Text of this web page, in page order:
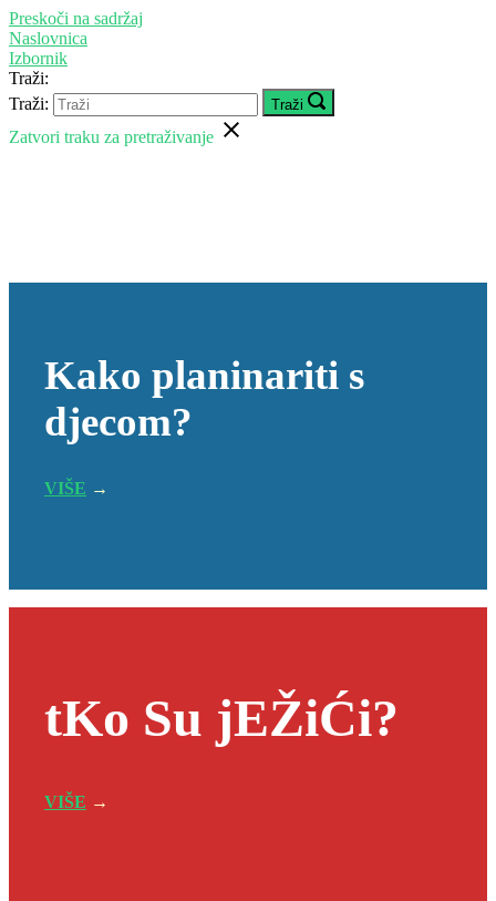
Preskoči na sadržaj
Naslovnica
Izbornik
Traži:
Traži:
Traži
Zatvori traku za pretraživanje
Kako planinariti s
djecom?
VIŠE →
tKo Su jEŽiĆi?
VIŠE →